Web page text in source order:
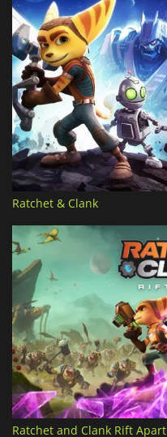
Ratchet & Clank
Ratchet and Clank Rift Apart